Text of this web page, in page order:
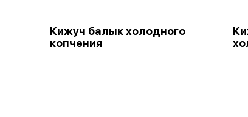
Кижуч балык холодного
копчения